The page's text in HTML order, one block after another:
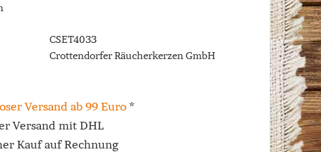
CSET4033
Crottendorfer Räucherkerzen GmbH
Versand ab 99 Euro*
Versand mit DHL
Kauf auf Rechnung